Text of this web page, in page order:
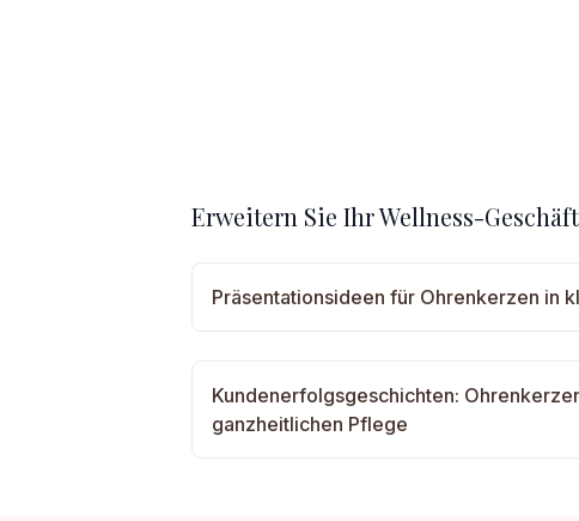
Erweitern Sie Ihr Wellness-Geschäft
Präsentationsideen für Ohrenkerzen in
Kundenerfolgsgeschichten:
ganzheitlichen Pflege